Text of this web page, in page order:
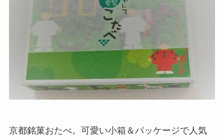
京都銘菓おたべ。可愛い小箱＆パッケージで人気